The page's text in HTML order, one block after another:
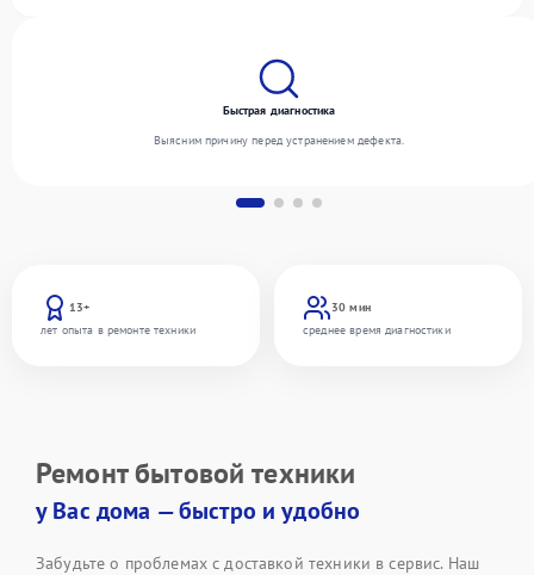
13+
лет опыта в ремонте техники
30 мин
среднее время диагностики
Быстрая диагностика
Выясним причину перед устранением дефекта.
Ремонт бытовой техники
у Вас дома — быстро и удобно
Забудьте о проблемах с доставкой техники в сервис. Наш